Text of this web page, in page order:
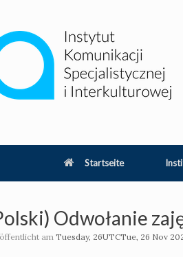
Startseite
Odwołanie
am Tuesday, 26UTCTue, 26 Nov